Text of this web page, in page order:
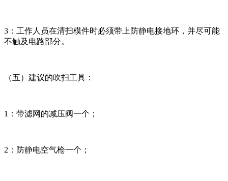
3：工作人员在清扫模件时必须带上防静电接地环，并尽可能
不触及电路部分。
（五）建议的吹扫工具：
1：带滤网的减压阀一个；
2：防静电空气枪一个；